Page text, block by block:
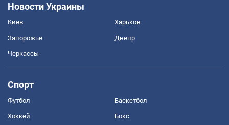
Новости Украины
Киев Харьков
Запорожье Днепр
Черкассы
Спорт
Футбол Баскетбол
Хоккей Бокс